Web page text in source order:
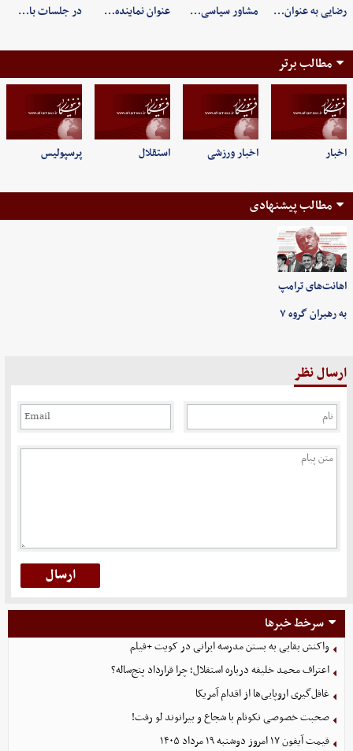
رضایی به عنوان… مشاور سیاسی… عنوان نماینده… در جلسات با…
مطالب برتر
اخبار اخبار ورزشی استقلال پرسپولیس
مطالب پیشنهادی
اهانت‌های ترامپ
به رهبران گروه ۷
ارسال نظر
سرخط خبرها
واکنش بقایی به بستن مدرسه ایرانی در کویت +فیلم
اعتراف محمد خلیفه درباره استقلال؛ چرا قرارداد پنج‌ساله؟
غافل‌گیری اروپایی‌ها از اقدام آمریکا
صحبت خصوصی نکونام با شجاع و بیرانوند لو رفت!
قیمت آیفون ۱۷ امروز دوشنبه ۱۹ مرداد ۱۴۰۵